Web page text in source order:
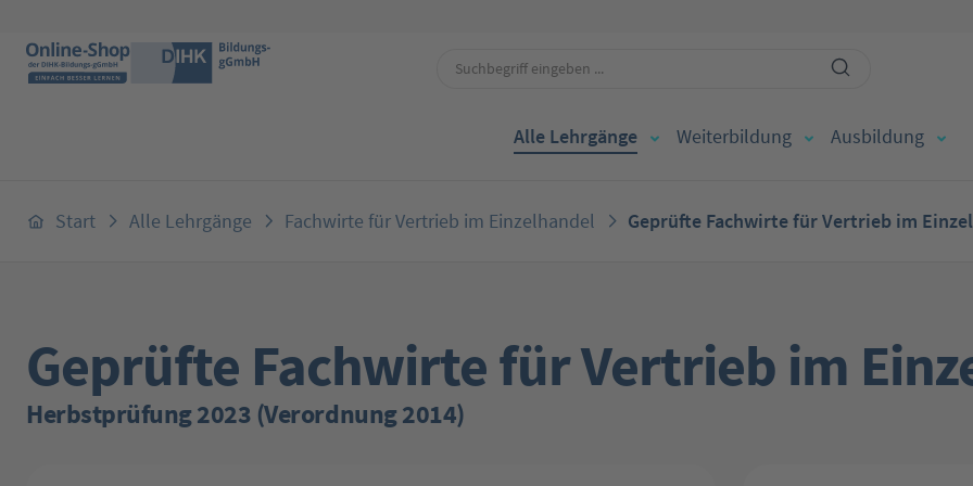
Alle Lehrgänge Weiterbildung Ausbildung
Start Alle Lehrgänge Fachwirte für Vertrieb im Einzelhandel Geprüfte Fachwirte für Vertrieb im
Geprüfte Fachwirte für Vertrieb im
Herbstprüfung 2023 (Verordnung 2014)